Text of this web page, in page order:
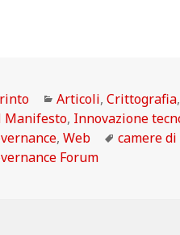
Categorie
Articoli,Crittografia
Manifesto, Innovazione
,Web Tag
camere
Forum